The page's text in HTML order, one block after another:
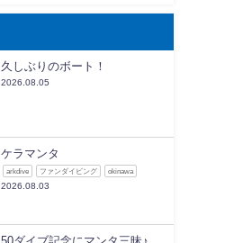
久しぶりのボート！
2026.08.05
ケラマンタ
arkdive ファンダイビング okinawa
2026.08.03
50ダイブ記念にマンタ三昧♪